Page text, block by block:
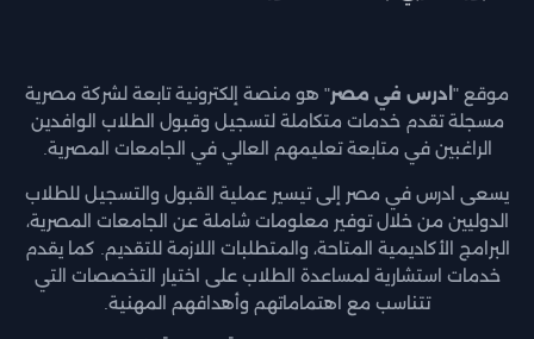
موقع " ادرس في مصر" هو منصة إلكترونية تابعة لشركة مصرية
مسجلة تقدم خدمات متكاملة لتسجيل وقبول الطلاب الوافدين
الراغبين في متابعة تعليمهم العالي في الجامعات المصرية.
يسعى ادرس في مصر إلى تيسير عملية القبول والتسجيل للطلاب
الدوليين من خلال توفير معلومات شاملة عن الجامعات المصرية،
البرامج الأكاديمية المتاحة، والمتطلبات اللازمة للتقديم. كما يقدم
خدمات استشارية لمساعدة الطلاب على اختيار التخصصات التي
تتناسب مع اهتماماتهم وأهدافهم المهنية.